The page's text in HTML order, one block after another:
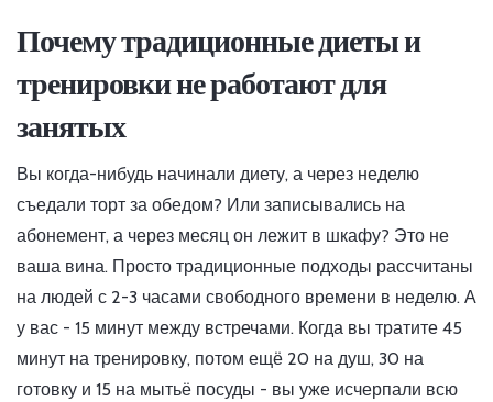
Почему традиционные диеты и
тренировки не работают для
занятых
Вы когда-нибудь начинали диету, а через неделю
съедали торт за обедом? Или записывались на
абонемент, а через месяц он лежит в шкафу? Это не
ваша вина. Просто традиционные подходы рассчитаны
на людей с 2-3 часами свободного времени в неделю. А
у вас - 15 минут между встречами. Когда вы тратите 45
минут на тренировку, потом ещё 20 на душ, 30 на
готовку и 15 на мытьё посуды - вы уже исчерпали всю